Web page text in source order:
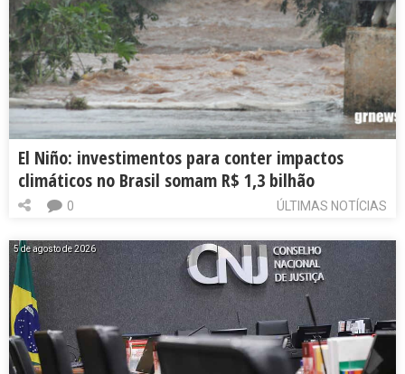
El Niño: investimentos para conter impactos
climáticos no Brasil somam R$ 1,3 bilhão
ÚLTIMAS NOTÍCIAS
0
5 de agosto de 2026